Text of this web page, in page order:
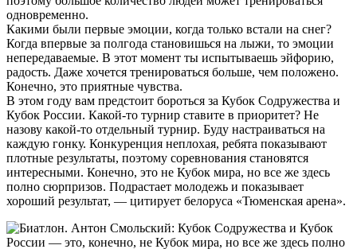
одновременно.
Какими были первые эмоции, когда только встали на снег?
Когда впервые за полгода становишься на лыжи, то эмоции
непередаваемые. В этот момент ты испытываешь эйфорию,
радость. Даже хочется тренироваться больше, чем положено.
Конечно, это приятные чувства.
В этом году вам предстоит бороться за Кубок Содружества и
Кубок России. Какой-то турнир ставите в приоритет? Не
назову какой-то отдельный турнир. Буду настраиваться на
каждую гонку. Конкуренция неплохая, ребята показывают
плотные результаты, поэтому соревнования становятся
интересными. Конечно, это не Кубок мира, но все же здесь
полно сюрпризов. Подрастает молодежь и показывает
хороший результат, — цитирует белоруса «Тюменская арена».